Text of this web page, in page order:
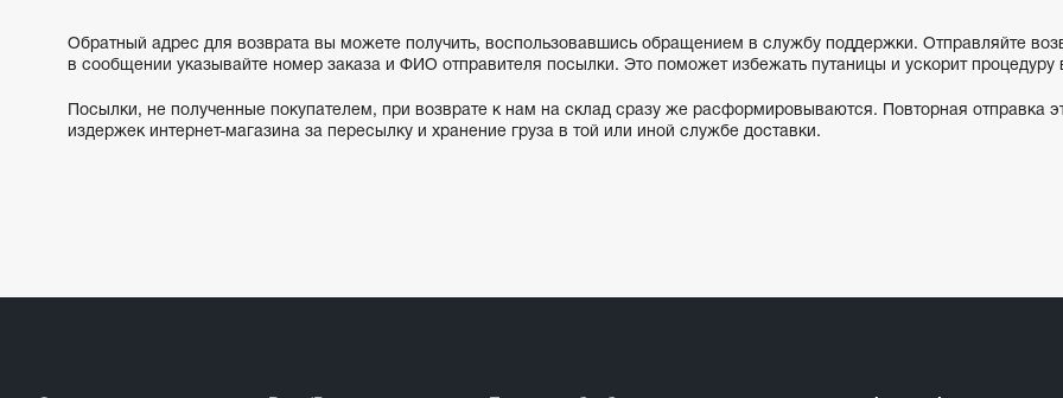
Обратный адрес для возврата вы можете получить, воспользовавшись обращением в службу поддержки. Отправляйте
в сообщении указывайте номер заказа и ФИО отправителя посылки. Это поможет избежать путаницы и ускорит процедуру
Посылки, не полученные покупателем, при возврате к нам на склад сразу же расформировываются. Повторная отправка
издержек интернет-магазина за пересылку и хранение груза в той или иной службе доставки.